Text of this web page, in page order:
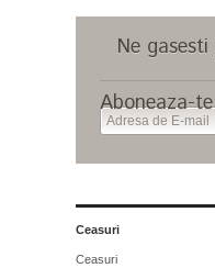
Ne gasesti
Aboneaza-
Ceasuri
Ceasuri